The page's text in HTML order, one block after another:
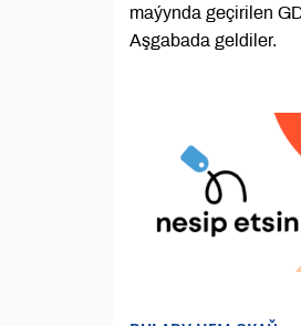
maýynda geçirilen
Aşgabada geldiler.